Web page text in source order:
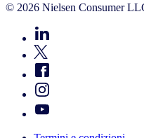
© 2026 Nielsen Consumer